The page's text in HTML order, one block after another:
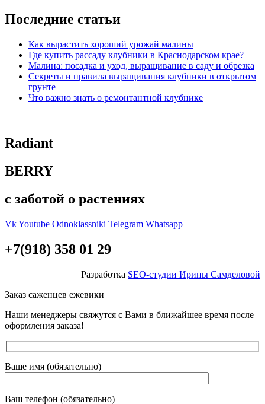
Последние статьи
Как вырастить хороший урожай малины
Где купить рассаду клубники в Краснодарском крае?
Малина: посадка и уход, выращивание в саду и обрезка
Секреты и правила выращивания клубники в открытом
грунте
Что важно знать о ремонтантной клубнике
Radiant
BERRY
с заботой о растениях
VkYoutube Odnoklassniki Telegram Whatsapp
+7(918) 358 01 29
Разработка SEO-студии Ирины Самделовой
Заказ саженцев ежевики
Наши менеджеры свяжутся с Вами в ближайшее время после
оформления заказа!
Ваше имя (обязательно)
Ваш телефон (обязательно)